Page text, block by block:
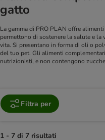
gatto
La gamma di PRO PLAN offre
permettono di sostenere la salute e
vita. Si presentano in forma di oli o
del tuo pet. Gli alimenti
nutrizionisti, e non contengono
Filtra per
1 - 7 di 7 risultati